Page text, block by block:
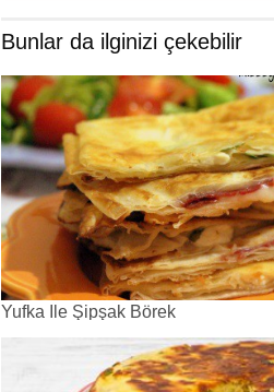
Bunlar da ilginizi çekebilir
Yufka İle Şipşak Börek